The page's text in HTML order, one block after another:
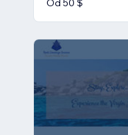
Od 50 $